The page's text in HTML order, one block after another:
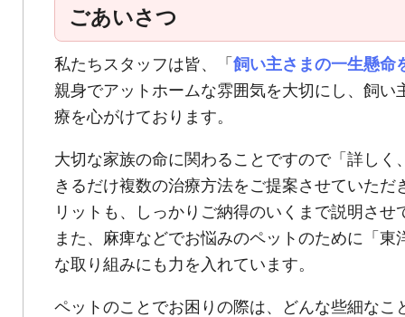
ごあいさつ
私たちスタッフは皆、「 飼い主さまの一生懸命
親身でアットホームな雰囲気を大切にし、飼
療を心がけております。
大切な家族の命に関わることですので「詳し
きるだけ複数の治療方法をご提案させていた
リットも、しっかりご納得のいくまで説明さ
また、麻痺などでお悩みのペットのために「
な取り組みにも力を入れています。
ペットのことでお困りの際は、どんな些細なこ